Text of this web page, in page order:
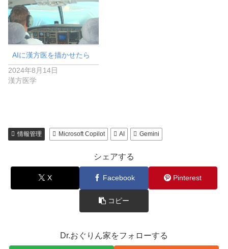
AIに漢方医を描かせたら
2024年8月14日
漢方医学
情報管理 Microsoft Copilot AI Gemini
シェアする
X Facebook Pinterest
コピー
Dr.おぐりん家をフォローする